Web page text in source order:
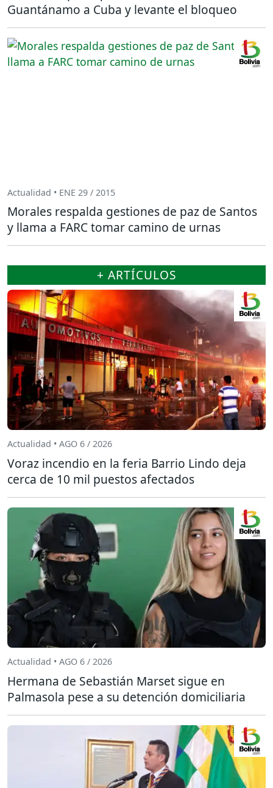
Guantánamo a Cuba y levante el bloqueo
Actualidad • ENE 29 / 2015
Morales respalda gestiones de paz de Santos
y llama a FARC tomar camino de urnas
+ ARTÍCULOS
Actualidad • AGO 6 / 2026
Voraz incendio en la feria Barrio Lindo deja
cerca de 10 mil puestos afectados
Actualidad • AGO 6 / 2026
Hermana de Sebastián Marset sigue en
Palmasola pese a su detención domiciliaria